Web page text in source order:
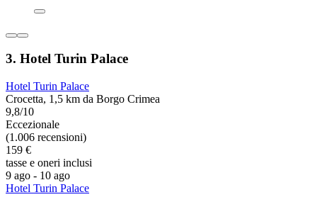
3. Hotel Turin Palace
Hotel Turin Palace
Crocetta, 1,5 km da Borgo Crimea
9,8/10
Eccezionale
(1.006 recensioni)
159 €
tasse e oneri inclusi
9 ago - 10 ago
Hotel Turin Palace